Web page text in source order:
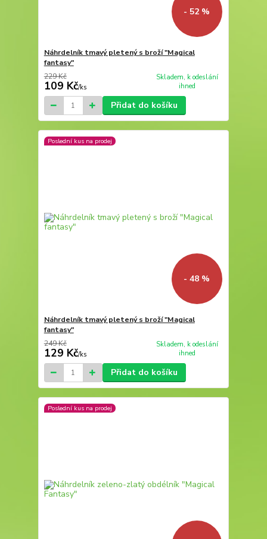
- 52 %
Náhrdelník tmavý pletený s broží "Magical
fantasy"
229 Kč
109 Kč/ks
Skladem, k odeslání
ihned
Přidat do košíku
Poslední kus na prodej
- 48 %
Náhrdelník tmavý pletený s broží "Magical
fantasy"
249 Kč
129 Kč/ks
Skladem, k odeslání
ihned
Přidat do košíku
Poslední kus na prodej